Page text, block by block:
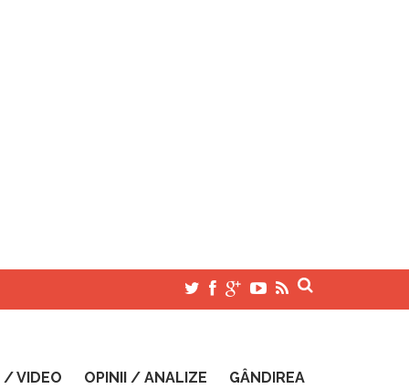
/ VIDEO OPINII / ANALIZE GÂNDIREA